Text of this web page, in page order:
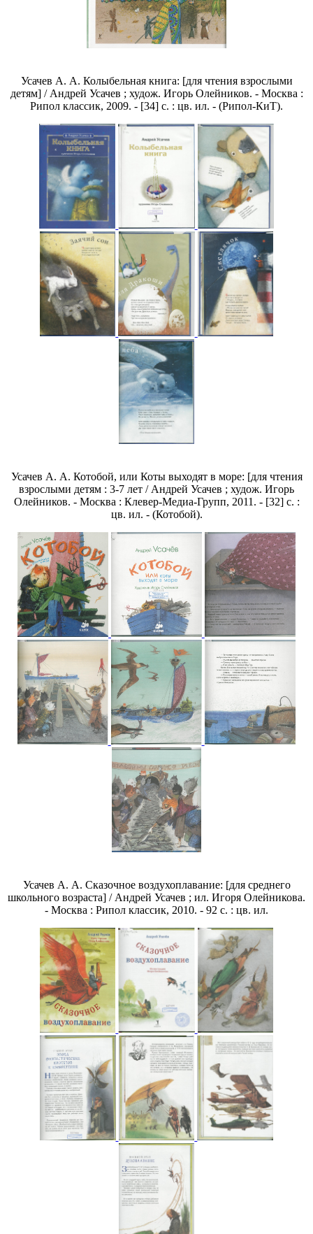
Усачев А. А. Колыбельная книга: [для чтения взрослыми
детям] / Андрей Усачев ; худож. Игорь Олейников. - Москва :
Рипол классик, 2009. - [34] с. : цв. ил. - (Рипол-КиТ).
Усачев А. А. Котобой, или Коты выходят в море: [для чтения
взрослыми детям : 3-7 лет / Андрей Усачев ; худож. Игорь
Олейников. - Москва : Клевер-Медиа-Групп, 2011. - [32] с. :
цв. ил. - (Котобой).
Усачев А. А. Сказочное воздухоплавание: [для среднего
школьного возраста] / Андрей Усачев ; ил. Игоря Олейникова.
- Москва : Рипол классик, 2010. - 92 с. : цв. ил.